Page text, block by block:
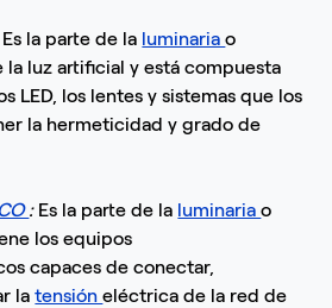
Es la parte de la luminariao
luz artificial y está compuesta
LED, los lentes y sistemas que los
la hermeticidad y grado de
: Es la parte de la luminariao
los equipos
capaces de conectar,
latensióneléctrica de la red de